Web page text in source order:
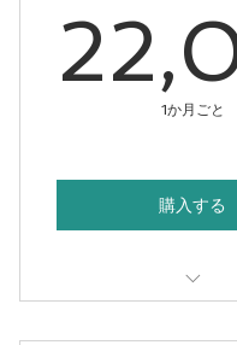
「ストレッチ＋下半身
レーニング
1か月ごと
購入する